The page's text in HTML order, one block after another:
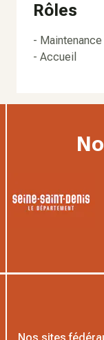
Rôles
-
- Accueil